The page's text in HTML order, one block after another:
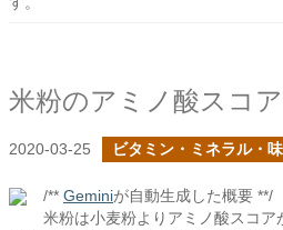
米粉のアミノ酸スコ
2020-03-25 ビタミン・ミネラル・味
/** Geminiが自動生成した概要 **/
米粉は小麦粉よりアミノ酸スコア